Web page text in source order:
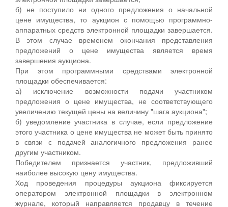
б) не поступило ни одного предложения о начальной
цене имущества, то аукцион с помощью программно-
аппаратных средств электронной площадки завершается.
В этом случае временем окончания представления
предложений о цене имущества является время
завершения аукциона.
При этом программными средствами электронной
площадки обеспечивается:
а) исключение возможности подачи участником
предложения о цене имущества, не соответствующего
увеличению текущей цены на величину "шага аукциона";
б) уведомление участника в случае, если предложение
этого участника о цене имущества не может быть принято
в связи с подачей аналогичного предложения ранее
другим участником.
Победителем признается участник, предложивший
наиболее высокую цену имущества.
Ход проведения процедуры аукциона фиксируется
оператором электронной площадки в электронном
журнале, который направляется продавцу в течение